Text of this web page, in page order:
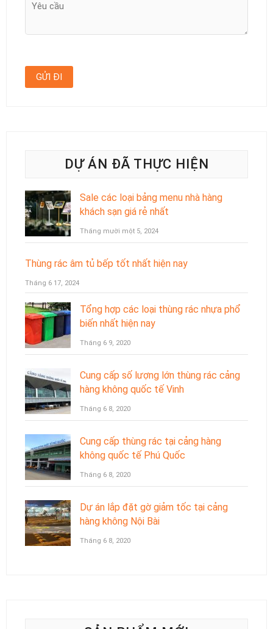
DỰ ÁN ĐÃ THỰC HIỆN
Sale các loại bảng menu nhà hàng
khách sạn giá rẻ nhất
Tháng mười một 5, 2024
Thùng rác âm tủ bếp tốt nhất hiện nay
Tháng 6 17, 2024
Tổng hợp các loại thùng rác nhựa phổ
biến nhất hiện nay
Tháng 6 9, 2020
Cung cấp số lượng lớn thùng rác cảng
hàng không quốc tế Vinh
Tháng 6 8, 2020
Cung cấp thùng rác tại cảng hàng
không quốc tế Phú Quốc
Tháng 6 8, 2020
Dự án lắp đặt gờ giảm tốc tại cảng
hàng không Nội Bài
Tháng 6 8, 2020